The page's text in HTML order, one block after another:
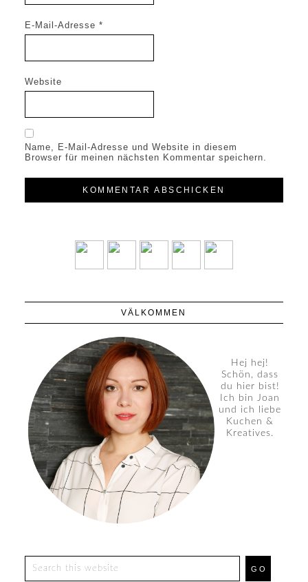
E-Mail-Adresse *
Website
Name, E-Mail-Adresse und Website in diesem
Browser für meinen nächsten Kommentar speichern.
VÄLKOMMEN
Hej hej!
Schön, dass
du hier bist!
Ich bin Joan
und ich liebe
Kuchen &
Kreatives.